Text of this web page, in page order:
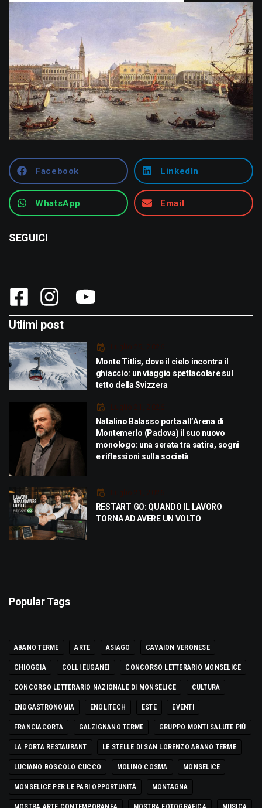
Facebook LinkedIn
WhatsApp Email
SEGUICI
Utlimi post
Luglio 29, 2026
Monte Titlis, dove il cielo incontra il
ghiaccio: un viaggio spettacolare sul
tetto della Svizzera
Luglio 21, 2026
Natalino Balasso porta all’Arena di
Montemerlo (Padova) il suo nuovo
monologo: una serata tra satira, sogni
e riflessioni sulla società
Luglio 21, 2026
RESTART GO: QUANDO IL LAVORO
TORNA AD AVERE UN VOLTO
Popular Tags
ABANO TERME ARTE ASIAGO CAVAION VERONESE
CHIOGGIA COLLI EUGANEI CONCORSO LETTERARIO MONSELICE
CONCORSO LETTERARIO NAZIONALE DI MONSELICE CULTURA
ENOGASTRONOMIA ENOLITECH ESTE EVENTI
FRANCIACORTA GALZIGNANO TERME GRUPPO MONTI SALUTE PIÙ
LA PORTA RESTAURANT LE STELLE DI SAN LORENZO ABANO TERME
LUCIANO BOSCOLO CUCCO MOLINO COSMA MONSELICE
MONSELICE PER LE PARI OPPORTUNITÀ MONTAGNA